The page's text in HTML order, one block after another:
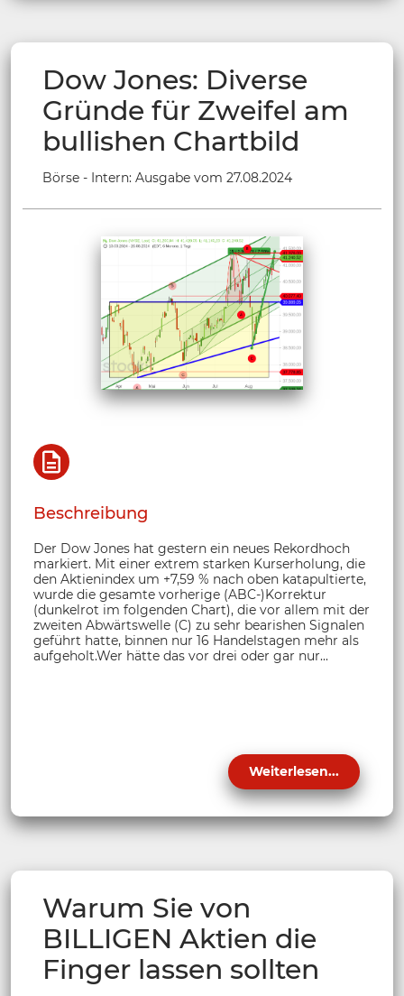
Dow Jones: Diverse
Gründe für Zweifel am
bullishen Chartbild
Börse - Intern: Ausgabe vom 27.08.2024
Beschreibung
Der Dow Jones hat gestern ein neues Rekordhoch
markiert. Mit einer extrem starken Kurserholung, die
den Aktienindex um +7,59 % nach oben katapultierte,
wurde die gesamte vorherige (ABC-)Korrektur
(dunkelrot im folgenden Chart), die vor allem mit der
zweiten Abwärtswelle (C) zu sehr bearishen Signalen
geführt hatte, binnen nur 16 Handelstagen mehr als
aufgeholt.Wer hätte das vor drei oder gar nur...
Weiterlesen...
Warum Sie von
BILLIGEN Aktien die
Finger lassen sollten